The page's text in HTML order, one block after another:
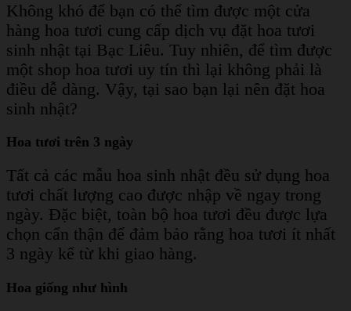
Không khó để bạn có thể tìm được một cửa
hàng hoa tươi cung cấp dịch vụ đặt hoa tươi
sinh nhật tại Bạc Liêu. Tuy nhiên, để tìm được
một shop hoa tươi uy tín thì lại không phải là
điều dễ dàng. Vậy, tại sao bạn lại nên đặt hoa
sinh nhật?
Hoa tươi trên 3 ngày
Tất cả các mẫu hoa sinh nhật đều sử dụng hoa
tươi chất lượng cao được nhập về ngay trong
ngày. Đặc biệt, toàn bộ hoa tươi đều được lựa
chọn cẩn thận để đảm bảo rằng hoa tươi ít nhất
3 ngày kể từ khi giao hàng.
Hoa giống như hình